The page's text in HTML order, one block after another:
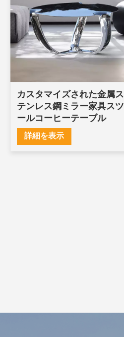
カスタマイズされた金属ス
テンレス鋼ミラー家具スツ
ールコーヒーテーブル
詳細を表示